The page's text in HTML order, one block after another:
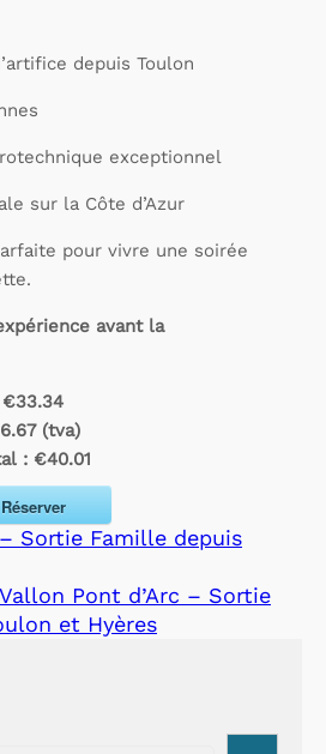
depuis Toulon
exceptionnel
sur la Côte d’Azur
pour vivre une soirée
avant la
€33.34
(tva)
: €40.01
Réserver
Sortie Famille depuis
Pont d’Arc – Sortie
et Hyères